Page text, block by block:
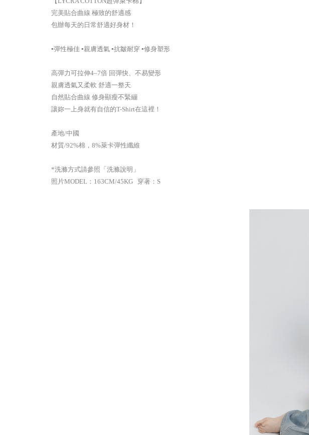
完美貼合曲線 極致的舒適感
包辦每天的日常舒適好身材！
▪️彈性極佳 ▪️親膚透氣 ▪️抗皺耐穿 ▪️修身塑形
高彈力可拉伸4–7倍 回彈快、不易變形
親膚透氣又柔軟 舒適一整天
自然貼合曲線 修身顯瘦不緊繃
讓妳一上身就有自信的T-Shirt在這裡！
產地/中國
材質/92%棉，8%萊卡彈性纖維
*洗滌方式請參照「洗滌說明」
照片MODEL：163CM/45KG 穿著：S